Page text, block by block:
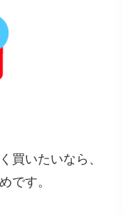
買いたいなら、
です。